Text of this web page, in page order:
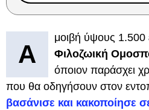
Α
μοιβή ύψους
Φιλοζωική
όποιον παράσχει
που θα οδηγήσουν στον
βασάνισε και κακοποίησε